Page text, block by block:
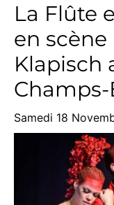
La Flûte
en scène
Klapisch
Champs-
Samedi 18